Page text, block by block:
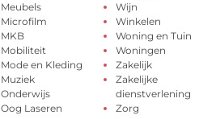
Meubels
Microfilm
MKB
Mobiliteit
Mode en Kleding
Muziek
Onderwijs
Oog Laseren
Wijn
Winkelen
Woning en Tuin
Woningen
Zakelijk
Zakelijke
dienstverlening
Zorg